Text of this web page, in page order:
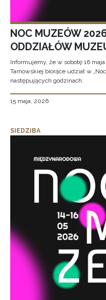
NOC MUZEÓW
ODDZIAŁÓW
Informujemy, że w sobotę 16
Tarnowskiej biorące udział w
następujących godzinach:
15 maja, 2026
SIEDZIBA